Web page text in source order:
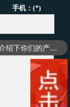
手机：(*)
可以介绍下你们的产品么？